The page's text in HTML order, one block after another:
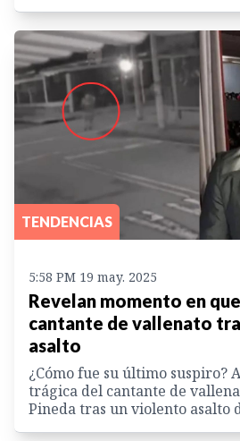
TENDENCIAS
5:58 PM 19 may. 2025
Revelan momento en
cantante de vallenato
asalto
¿Cómo fue su último suspiro?
trágica del cantante de
Pineda tras un violento asalto